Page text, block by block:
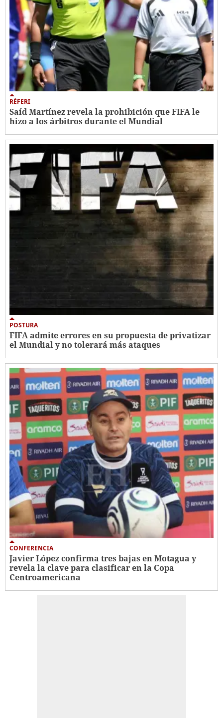
RÉFERI
Saíd Martínez revela la prohibición que FIFA le
hizo a los árbitros durante el Mundial
POSTURA
FIFA admite errores en su propuesta de privatizar
el Mundial y no tolerará más ataques
CONFERENCIA
Javier López confirma tres bajas en Motagua y
revela la clave para clasificar en la Copa
Centroamericana